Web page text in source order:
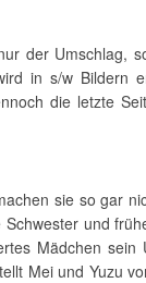
der Umschlag,
in s/w Bildern
die letzte
sie so gar
und
Mädchen sein
Mei und Yuzu